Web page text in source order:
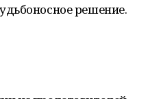
решение.